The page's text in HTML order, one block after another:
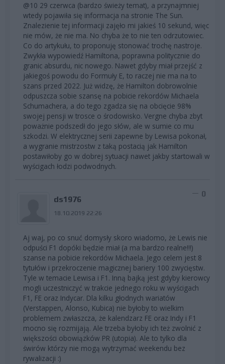
@10 29 czerwca (bardzo świeży temat), a przynajmniej
wtedy pojawiła się informacja na stronie The Sun.
Znalezienie tej informacji zajęło mi jakieś 10 sekund, więc
nie mów, że nie ma. No chyba że to nie ten odrzutowiec.
Co do artykułu, to proponuję stonować trochę nastroje.
Zwykła wypowiedź Hamiltona, poprawna politycznie do
granic absurdu, nic nowego. Nawet gdyby miał przejść z
jakiegoś powodu do Formuły E, to raczej nie ma na to
szans przed 2022. Już widzę, że Hamilton dobrowolnie
odpuszcza sobie szansę na pobicie rekordów Michaela
Schumachera, a do tego zgadza się na obcięcie 98%
swojej pensji w trosce o środowisko. Vergne chyba zbyt
poważnie podszedł do jego słów, ale w sumie co mu
szkodzi. W elektrycznej serii zapewne by Lewisa pokonał,
a wygranie mistrzostw z taką postacią jak Hamilton
postawiłoby go w dobrej sytuacji nawet jakby startowali w
wyścigach łodzi podwodnych.
ds1976
18.10.2019 22:26
0
Aj waj, po co snuć domysły skoro wiadomo, że Lewis nie
odpuści F1 dopóki będzie miał (a ma bardzo realne!!!)
szanse na pobicie rekordów Michaela. Jego celem jest 8
tytułów i przekroczenie magicznej bariery 100 zwycięstw.
Tyle w temacie Lewisa i F1. Inną bajką jest gdyby kierowcy
mogli uczestniczyć w trakcie jednego roku w wyścigach
F1, FE oraz Indycar. Dla kilku głodnych wariatów
(Verstappen, Alonso, Kubica) nie byłoby to wielkim
problemem zwłaszcza, że kalendzarz FE oraz Indy i F1
mocno się rozmijają. Ale trzeba byłoby ich też zwolnić z
większości obowiązków PR (utopia). Ale to tylko dla
świrów którzy nie mogą wytrzymać weekendu bez
rywalizacji :)